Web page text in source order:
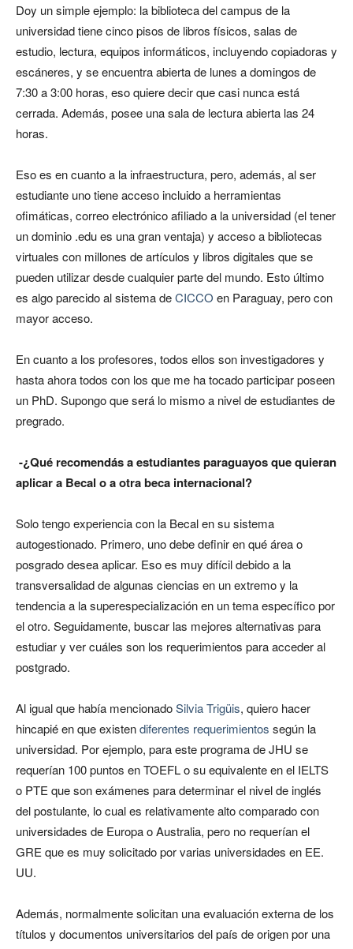
Doy un simple ejemplo: la biblioteca del campus de la
universidad tiene cinco pisos de libros físicos, salas de
estudio, lectura, equipos informáticos, incluyendo copiadoras y
escáneres, y se encuentra abierta de lunes a domingos de
7:30 a 3:00 horas, eso quiere decir que casi nunca está
cerrada. Además, posee una sala de lectura abierta las 24
horas.
Eso es en cuanto a la infraestructura, pero, además, al ser
estudiante uno tiene acceso incluido a herramientas
ofimáticas, correo electrónico afiliado a la universidad (el tener
un dominio .edu es una gran ventaja) y acceso a bibliotecas
virtuales con millones de artículos y libros digitales que se
pueden utilizar desde cualquier parte del mundo. Esto último
es algo parecido al sistema deCICCO en Paraguay, pero con
mayor acceso.
En cuanto a los profesores, todos ellos son investigadores y
hasta ahora todos con los que me ha tocado participar poseen
un PhD. Supongo que será lo mismo a nivel de estudiantes de
pregrado.
-¿Qué recomendás a estudiantes paraguayos que quieran
aplicar a Becal o a otra beca internacional?
Solo tengo experiencia con la Becal en su sistema
autogestionado. Primero, uno debe definir en qué área o
posgrado desea aplicar. Eso es muy difícil debido a la
transversalidad de algunas ciencias en un extremo y la
tendencia a la superespecialización en un tema específico por
el otro. Seguidamente, buscar las mejores alternativas para
estudiar y ver cuáles son los requerimientos para acceder al
postgrado.
Al igual que había mencionadoSilvia Trigüis, quiero hacer
hincapié en que existendiferentes requerimientos según la
universidad. Por ejemplo, para este programa de JHU se
requerían 100 puntos en TOEFL o su equivalente en el IELTS
o PTE que son exámenes para determinar el nivel de inglés
del postulante, lo cual es relativamente alto comparado con
universidades de Europa o Australia, pero no requerían el
GRE que es muy solicitado por varias universidades en EE.
UU.
Además, normalmente solicitan una evaluación externa de los
títulos y documentos universitarios del país de origen por una